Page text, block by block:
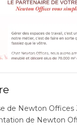
OFFICES
de Newton Offices
de Newton